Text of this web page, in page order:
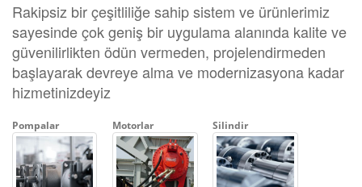
Rakipsiz bir çeşitliliğe sahip sistem ve ürünlerimiz
sayesinde çok geniş bir uygulama alanında kalite ve
güvenilirlikten ödün vermeden, projelendirmeden
başlayarak devreye alma ve modernizasyona kadar
hizmetinizdeyiz
Pompalar Motorlar Silindir